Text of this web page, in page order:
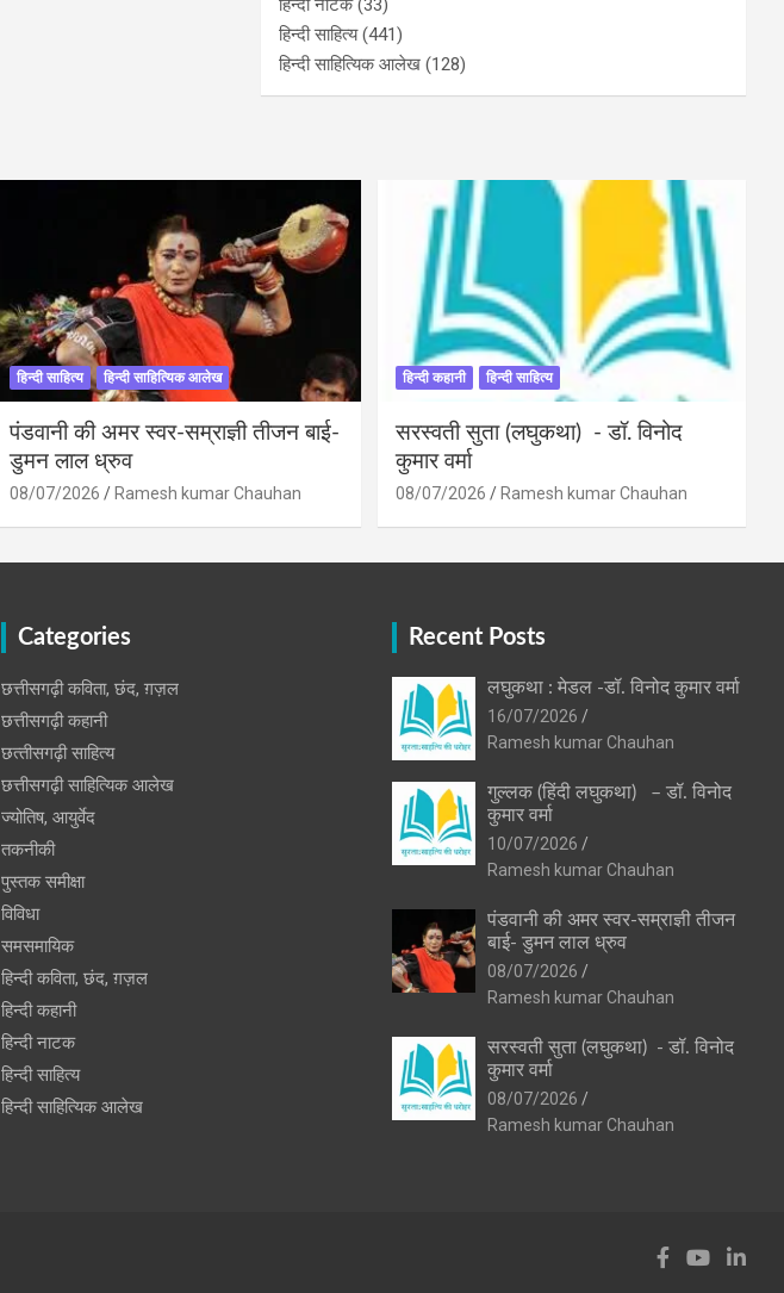
हिन्‍दी नाटक(33)
हिन्दी साहित्य(441)
हिन्दी साहित्यिक आलेख (128)
हिन्दी साहित्य हिन्दी साहित्यिक आलेख
पंडवानी की अमर स्वर-सम्राज्ञी तीजन बाई-
डुमन लाल ध्रुव
08/07/2026 Ramesh kumar Chauhan
हिन्दी कहानी हिन्दी साहित्य
सरस्वती सुता (लघुकथा) ​- डॉ. विनोद
कुमार वर्मा
08/07/2026 Ramesh kumar Chauhan
Categories
छत्तीसगढ़ी कविता, छंद, ग़ज़ल
छत्तीसगढ़ी कहानी
छत्‍तीसगढ़ी साहित्‍य
छत्तीसगढ़ी साहित्यिक आलेख
ज्योतिष, आयुर्वेद
तकनीकी
पुस्‍तक समीक्षा
विविधा
समसमायिक
हिन्दी कविता, छंद, ग़ज़ल
हिन्दी कहानी
हिन्‍दी नाटक
हिन्दी साहित्य
हिन्दी साहित्यिक आलेख
Recent Posts
लघुकथा : मेडल -डॉ. विनोद कुमार वर्मा
16/07/2026
Ramesh kumar Chauhan
गुल्लक (हिंदी लघुकथा) – डॉ. विनोद
कुमार वर्मा
10/07/2026
Ramesh kumar Chauhan
पंडवानी की अमर स्वर-सम्राज्ञी तीजन
बाई- डुमन लाल ध्रुव
08/07/2026
Ramesh kumar Chauhan
सरस्वती सुता (लघुकथा) ​- डॉ. विनोद
कुमार वर्मा
08/07/2026
Ramesh kumar Chauhan